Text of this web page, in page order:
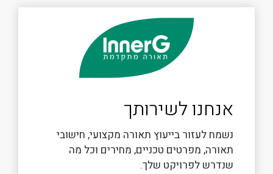
אנחנו לשירותך
נשמח לעזור בייעוץ תאורה מקצועי, חישובי
תאורה, מפרטים טכניים, מחירים וכל מה
שנדרש לפרויקט שלך.